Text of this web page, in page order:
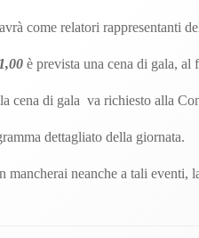
come relatori rappresentanti
è prevista una cena di gala,
cena di gala va richiesto alla
dettagliato della giornata.
mancherai neanche a tali eventi,